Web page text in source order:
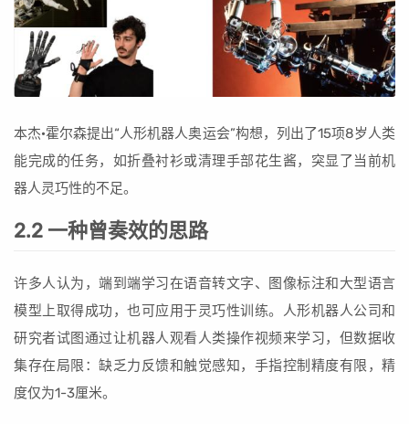
本杰·霍尔森提出“人形机器人奥运会”构想，列出了15项8岁人类
能完成的任务，如折叠衬衫或清理手部花生酱，突显了当前机
器人灵巧性的不足。
2.2 一种曾奏效的思路
许多人认为，端到端学习在语音转文字、图像标注和大型语言
模型上取得成功，也可应用于灵巧性训练。人形机器人公司和
研究者试图通过让机器人观看人类操作视频来学习，但数据收
集存在局限：缺乏力反馈和触觉感知，手指控制精度有限，精
度仅为1-3厘米。